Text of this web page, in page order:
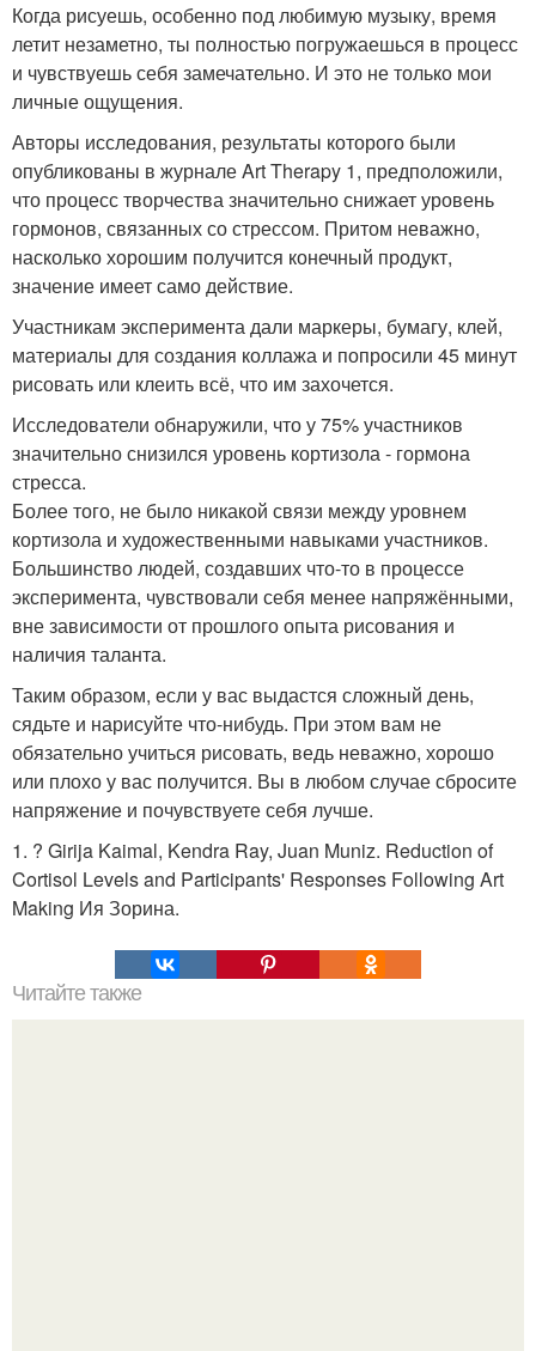
Когда рисуешь, особенно под любимую музыку, время
летит незаметно, ты полностью погружаешься в процесс
и чувствуешь себя замечательно. И это не только мои
личные ощущения.
Авторы исследования, результаты которого были
опубликованы в журнале Art Therapy 1, предположили,
что процесс творчества значительно снижает уровень
гормонов, связанных со стрессом. Притом неважно,
насколько хорошим получится конечный продукт,
значение имеет само действие.
Участникам эксперимента дали маркеры, бумагу, клей,
материалы для создания коллажа и попросили 45 минут
рисовать или клеить всё, что им захочется.
Исследователи обнаружили, что у 75% участников
значительно снизился уровень кортизола - гормона
стресса.
Более того, не было никакой связи между уровнем
кортизола и художественными навыками участников.
Большинство людей, создавших что-то в процессе
эксперимента, чувствовали себя менее напряжёнными,
вне зависимости от прошлого опыта рисования и
наличия таланта.
Таким образом, если у вас выдастся сложный день,
сядьте и нарисуйте что-нибудь. При этом вам не
обязательно учиться рисовать, ведь неважно, хорошо
или плохо у вас получится. Вы в любом случае сбросите
напряжение и почувствуете себя лучше.
1. ? Girija Kaimal, Kendra Ray, Juan Muniz. Reduction of
Cortisol Levels and Participants' Responses Following Art
Making Ия Зорина.
Читайте также